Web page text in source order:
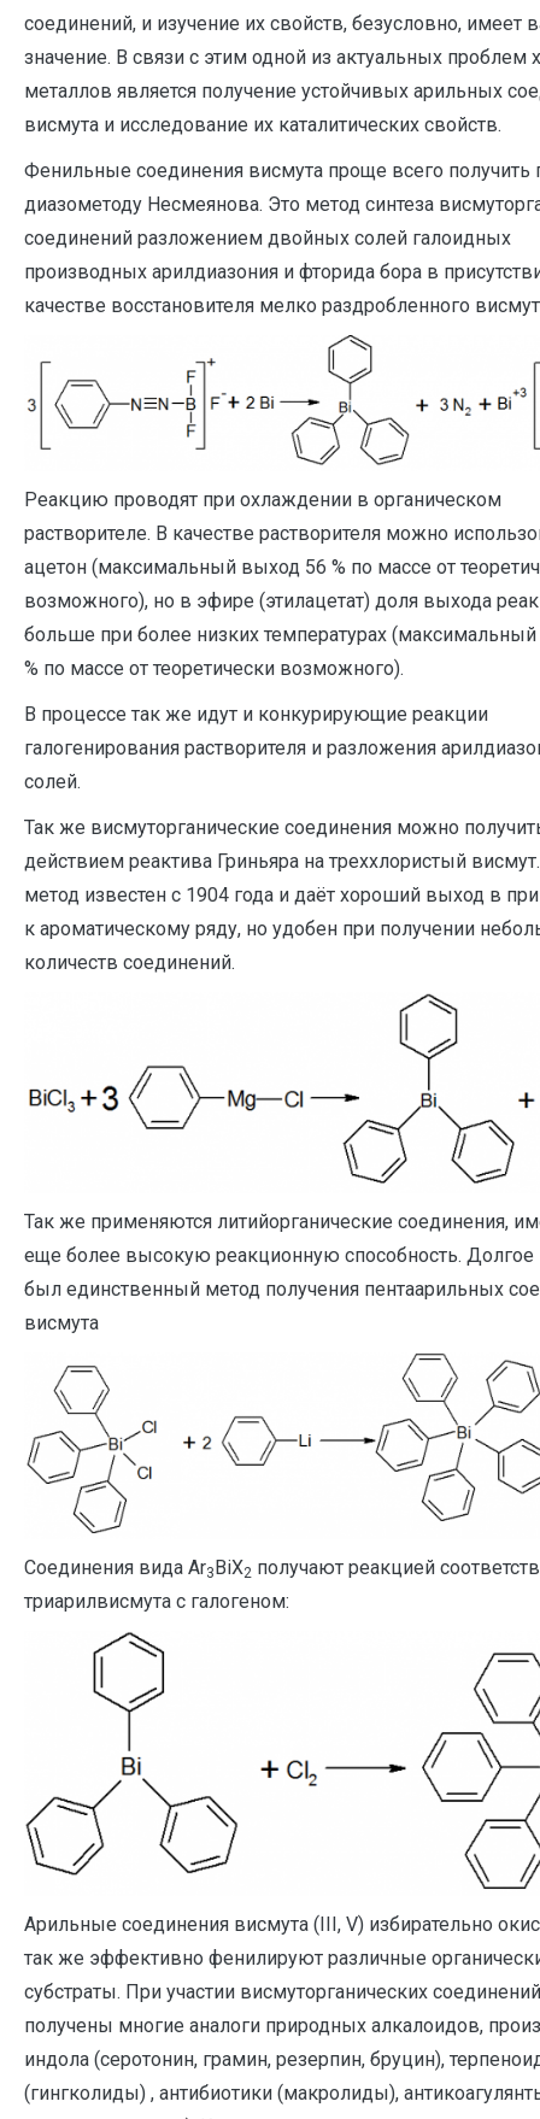
соединений, и изучение их свойств, безусловно, имеет
значение. В связи с этим одной из актуальных проблем
металлов является получение устойчивых арильных
висмута и исследование их каталитических свойств.
Фенильные соединения висмута проще всего получить
диазометоду Несмеянова. Это метод синтеза
соединений разложением двойных солей галоидных
производных арилдиазония и фторида бора в
качестве восстановителя мелко раздробленного
Реакцию проводят при охлаждении в органическом
растворителе. В качестве растворителя можно
ацетон (максимальный выход 56 % по массе от
возможного), но в эфире (этилацетат) доля выхода
больше при более низких температурах
% по массе от теоретически возможного).
В процессе так же идут и конкурирующие реакции
галогенирования растворителя и разложения
солей.
Так же висмуторганические соединения можно
действием реактива Гриньяра на треххлористый
метод известен с 1904 года и даёт хороший выход в
к ароматическому ряду, но удобен при получении
количеств соединений.
Так же применяются литийорганические соединения,
еще более высокую реакционную способность. Долгое
был единственный метод получения пентаарильных
висмута
Соединения вида Ar3BiX2 получают реакцией
триарилвисмута с галогеном:
Арильные соединения висмута (III, V) избирательно
так же эффективно фенилируют различные
субстраты. При участии висмуторганических
получены многие аналоги природных алкалоидов,
индола (серотонин, грамин, резерпин, бруцин),
(гингколиды) , антибиотики (макролиды),